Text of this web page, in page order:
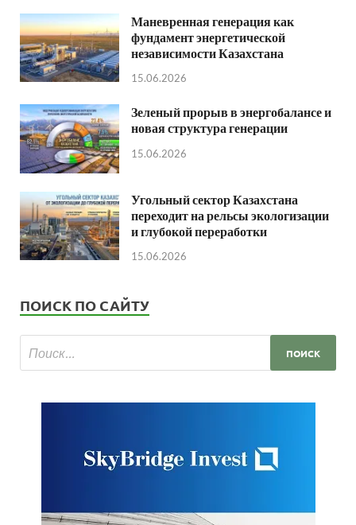
Маневренная генерация как
фундамент энергетической
независимости Казахстана
15.06.2026
Зеленый прорыв в энергобалансе и
новая структура генерации
15.06.2026
Угольный сектор Казахстана
переходит на рельсы экологизации
и глубокой переработки
15.06.2026
ПОИСК ПО САЙТУ